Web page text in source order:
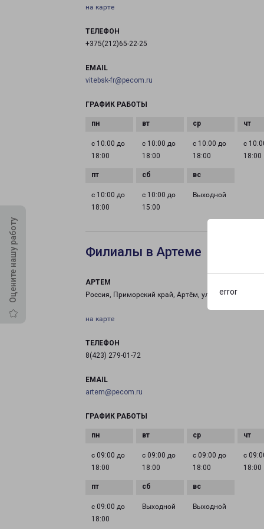
error
Оцените нашу работу
на карте
ТЕЛЕФОН
+375(212)65-22-25
EMAIL
vitebsk-fr@pecom.ru
ГРАФИК РАБОТЫ
с 10:00 до
18:00
с 10:00 до
18:00
с 10:00 до
18:00
с
18:00
с 10:00 до
18:00
с 10:00 до
15:00
Выходной
Филиалы в Артеме
АРТЕМ
Россия, Приморский край, Артём, улица Фрунзе, 21с8
на карте
ТЕЛЕФОН
8(423) 279-01-72
EMAIL
artem@pecom.ru
ГРАФИК РАБОТЫ
с 09:00 до
18:00
с 09:00 до
18:00
с 09:00 до
18:00
с
18:00
с 09:00 до
18:00
Выходной Выходной